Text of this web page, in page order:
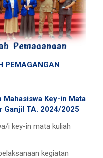
PEMAGANGAN
Key-in Mata
Ganjil TA. 2024/2025
i key-in mata kuliah
kegiatan